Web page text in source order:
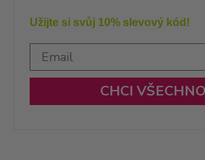
Užijte si svůj 10% slevový kód!
CHCI